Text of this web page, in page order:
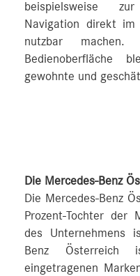
beispielsweise
Navigation direkt im
nutzbar machen.
gewohnte und
Die Mercedes-Benz
Die Mercedes-Benz
Prozent-Tochter der
des Unternehmens
Benz Österreich
eingetragenen